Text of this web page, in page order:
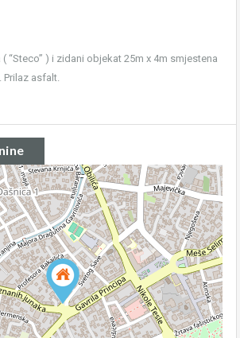
“Steco” ) i zidani objekat 25m x 4m smjestena
Prilaz asfalt.